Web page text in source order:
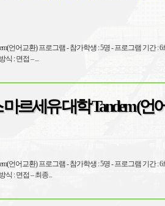
오디오나 비디오 1회 제출) - 선발방식 : 면접 – ...
르세유 대학 Tandem (언
5명 - 프로그램 기간 : 6회, 각 90분
대화 오디오나 비디오 1회 제출) - 선발방식 : 면접 – 최종...